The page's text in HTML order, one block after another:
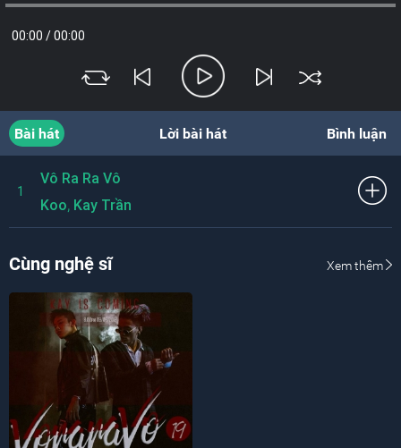
00:00 /00:00
Bài hát Lời bài hát Bình luận
1
Vô Ra Ra Vô
Koo, Kay Trần
Cùng nghệ sĩ Xem thêm